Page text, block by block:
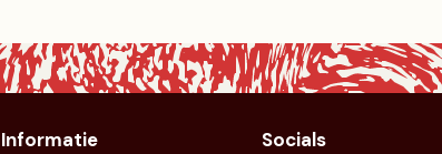
Informatie
Socials